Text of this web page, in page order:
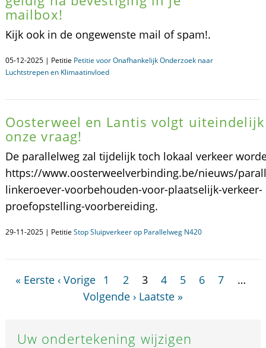
mailbox!
Kijk ook in de ongewenste mail of spam!.
05-12-2025 | Petitie Petitie voor Onafhankelijk Onderzoek naar
Luchtstrepen en Klimaatinvloed
Oosterweel en Lantis volgt uiteindelijk
onze vraag!
De parallelweg zal tijdelijk toch lokaal verkeer
https://www.oosterweelverbinding.be/nieuws/
linkeroever-voorbehouden-voor-plaatselijk-verkeer-
proefopstelling-voorbereiding.
29-11-2025 | Petitie Stop Sluipverkeer op Parallelweg N420
« Eerste ‹ Vorige 1 2 3 4 5 6 7
…
Volgende › Laatste »
Uw ondertekening wijzigen